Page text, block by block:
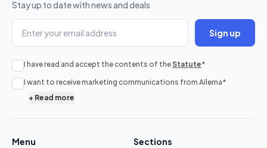
No
products
Stay up to date with news and deals
Sign up
I have read and accept the contents of the Statute*
I want to receive marketing communications from Ailema*
+ Read more
Menu Sections